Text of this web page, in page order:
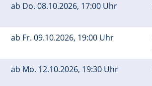
ab Do. 08.10.2026, 17:00 Uhr
ab Fr. 09.10.2026, 19:00 Uhr
ab Mo. 12.10.2026, 19:30 Uhr